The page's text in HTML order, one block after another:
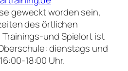
geweckt worden sein,
des örtlichen
Trainings-und Spielort ist
dienstags und
18:00 Uhr.